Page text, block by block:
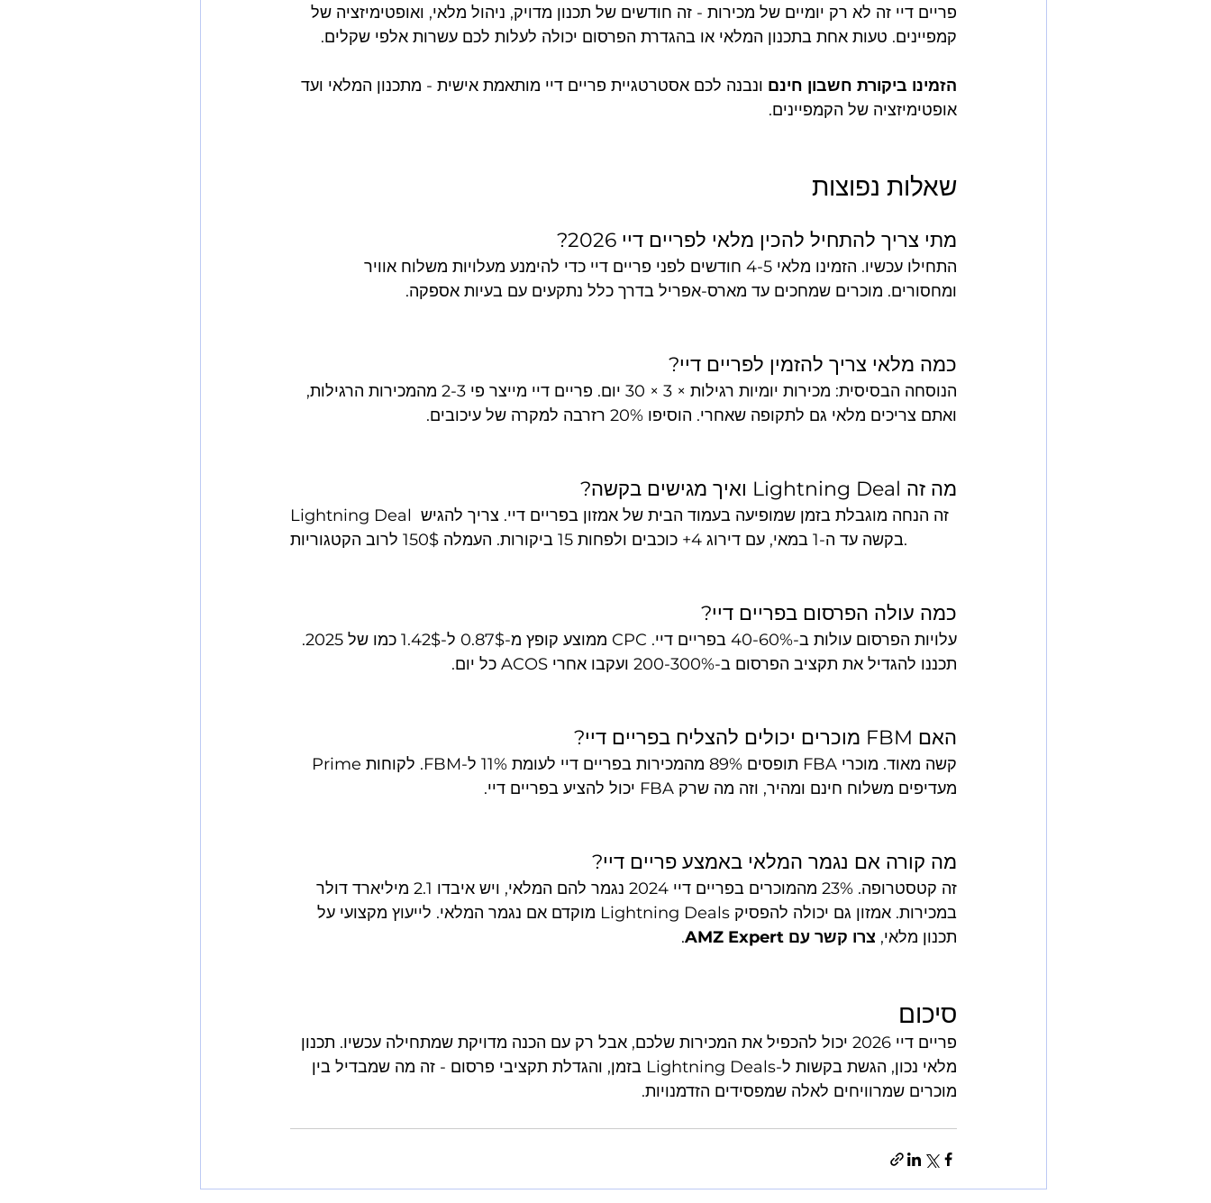
פריים דיי זה לא רק יומיים של מכירות - זה חודשים של תכנון מדויק, ניהול מלאי, ואופטימיזציה של
הזמינו ביקורת חשבון חינם ונבנה לכם אסטרטגיית פריים דיי מותאמת אישית - מתכנון המלאי ועד
אופטימיזציה של הקמפיינים.
שאלות נפוצות
מתי צריך להתחיל להכין מלאי לפריים דיי 2026?
התחילו עכשיו. הזמינו מלאי 4-5 חודשים לפני פריים דיי כדי להימנע מעלויות משלוח אוויר
ומחסורים. מוכרים שמחכים עד מארס-אפריל בדרך כלל נתקעים עם בעיות אספקה.
כמה מלאי צריך להזמין לפריים דיי?
הנוסחה הבסיסית: מכירות יומיות רגילות × 3 × 30 יום. פריים דיי מייצר פי 2-3 מהמכירות הרגילות,
ואתם צריכים מלאי גם לתקופה שאחרי. הוסיפו 20% רזרבה למקרה של עיכובים.
מה זה Lightning Deal ואיך מגישים בקשה?
Lightning Deal זה הנחה מוגבלת בזמן שמופיעה בעמוד הבית של אמזון בפריים דיי. צריך להגיש
בקשה עד ה-1 במאי, עם דירוג 4+ כוכבים ולפחות 15 ביקורות. העמלה 150$ לרוב הקטגוריות.
כמה עולה הפרסום בפריים דיי?
עלויות הפרסום עולות ב-40-60% בפריים דיי. CPC ממוצע קופץ מ-0.87$ ל-1.42$ כמו של 2025.
תכננו להגדיל את תקציב הפרסום ב-200-300% ועקבו אחרי ACOS כל יום.
האם FBM מוכרים יכולים להצליח בפריים דיי?
מעדיפים משלוח חינם ומהיר, וזה מה שרק FBA יכול להציע בפריים דיי.
מה קורה אם נגמר המלאי באמצע פריים דיי?
זה קטסטרופה. 23% מהמוכרים בפריים דיי 2024 נגמר להם המלאי, ויש איבדו 2.1 מיליארד דולר
במכירות. אמזון גם יכולה להפסיק Lightning Deals מוקדם אם נגמר המלאי. לייעוץ מקצועי על
תכנון מלאי, צרו קשר עם AMZ Expert .
סיכום
פריים דיי 2026 יכול להכפיל את המכירות שלכם, אבל רק עם הכנה מדויקת שמתחילה עכשיו. תכנון
מלאי נכון, הגשת בקשות ל-Lightning Deals בזמן, והגדלת תקציבי פרסום - זה מה שמבדיל בין
מוכרים שמרוויחים לאלה שמפסידים הזדמנויות.